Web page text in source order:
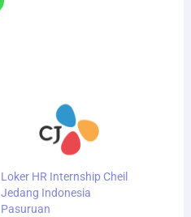
Loker HR Internship Cheil
Jedang Indonesia
Pasuruan